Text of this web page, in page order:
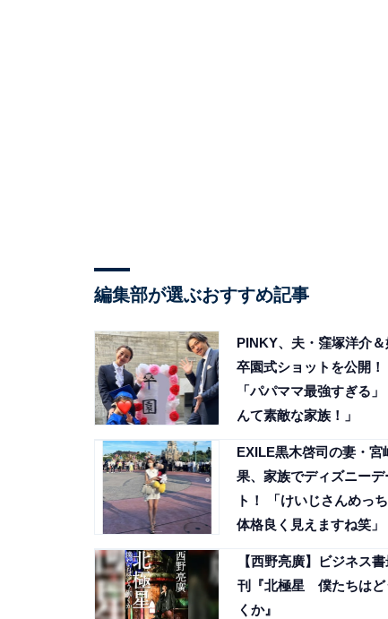
編集部が選ぶおすすめ記事
PINKY、夫・窪塚洋介＆
卒園式ショットを公開！
「パパママ最強すぎる
んて素敵な家族！」
EXILE黒木啓司の妻・宮
果、家族でディズニーデ
ト！ 「けいじさんめっ
体格良く見えますね笑」
【西野亮廣】ビジネス
刊『北極星 僕たちはど
くか』